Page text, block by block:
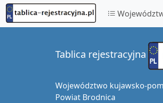
Tablica rejestracyjna
Województwo kujawsko-
Powiat Brodnica